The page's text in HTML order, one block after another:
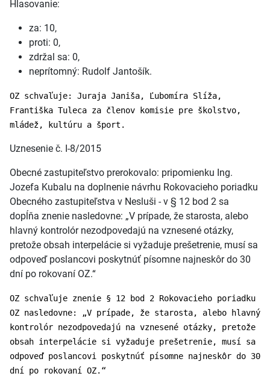
Hlasovanie:
za: 10,
proti: 0,
zdržal sa: 0,
neprítomný: Rudolf Jantošík.
OZ schvaľuje: Juraja Janiša, Ľubomíra Slíža,
Františka Tuleca za členov komisie pre školstvo,
mládež, kultúru a šport.
Uznesenie č. I-8/2015
Obecné zastupiteľstvo prerokovalo: pripomienku Ing.
Jozefa Kubalu na doplnenie návrhu Rokovacieho poriadku
Obecného zastupiteľstva v Nesluši - v § 12 bod 2 sa
dopĺňa znenie nasledovne: „V prípade, že starosta, alebo
hlavný kontrolór nezodpovedajú na vznesené otázky,
pretože obsah interpelácie si vyžaduje prešetrenie, musí sa
odpoveď poslancovi poskytnúť písomne najneskôr do 30
dní po rokovaní OZ.“
OZ schvaľuje znenie § 12 bod 2 Rokovacieho poriadku
OZ nasledovne: „V prípade, že starosta, alebo hlavný
kontrolór nezodpovedajú na vznesené otázky, pretože
obsah interpelácie si vyžaduje prešetrenie, musí sa
odpoveď poslancovi poskytnúť písomne najneskôr do 30
dní po rokovaní OZ.“